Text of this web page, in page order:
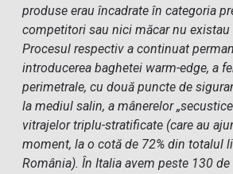
produse erau încadrate în categoria
competitori sau nici măcar nu existau
Procesul respectiv a continuat
introducerea baghetei warm-edge, a
perimetrale, cu două puncte de
la mediul salin, a mânerelor
vitrajelor triplu-stratificate (care au
moment, la o cotă de 72% din totalul
România). În Italia avem peste 130